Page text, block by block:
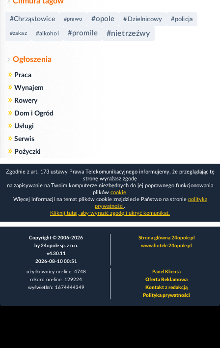
#Chrząstowice #prawo #opole #Dzielnicowy #policja
#zakaz #alkohol #promile #nietrzeźwy
Ogłoszenia
» Praca
» Wynajem
» Rowery
» Dom i Ogród
» Usługi
» Serwis
» Pożyczki
Zgodnie z art. 173 ustawy Prawa Telekomunikacyjnego informujemy, że przeglądając tę
stronę wyrażasz zgodę
na zapisywanie na Twoim komputerze niezbędnych do jej poprawnego funkcjonowania
plików cookie.
Więcej informacji na temat plików cookie znajdziecie Państwo na stronie polityka
prywatności.
Kliknij tutaj, aby wyrazić zgodę i ukryć komunikat.
Copyright © 2006-2026
by 24opole sp. z o.o.
v4.30.11
2026-08-10 00:51
Strona główna 24opole.pl
www.hotele.24opole.pl
użytkownicy on-line: 4748
rekord on-line: 129224
wyświetleń: 1674444349
Panel Klienta
Oferta Reklamowa
Kontakt z redakcją
Polityka prywatności